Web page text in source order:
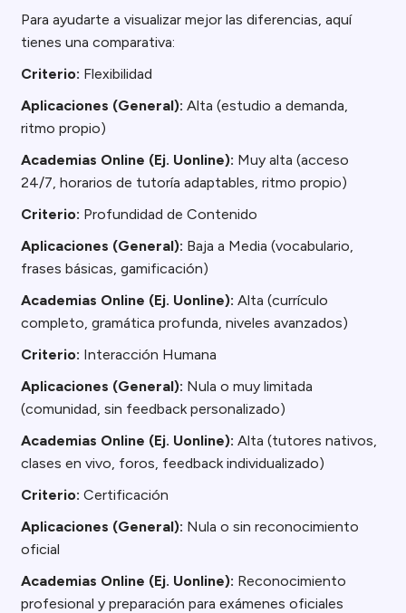
Para ayudarte a visualizar mejor las diferencias, aquí
tienes una comparativa:
Criterio: Flexibilidad
Aplicaciones (General): Alta (estudio a demanda,
ritmo propio)
Academias Online (Ej. Uonline): Muy alta (acceso
24/7, horarios de tutoría adaptables, ritmo propio)
Criterio: Profundidad de Contenido
Aplicaciones (General): Baja a Media (vocabulario,
frases básicas, gamificación)
Academias Online (Ej. Uonline): Alta (currículo
completo, gramática profunda, niveles avanzados)
Criterio: Interacción Humana
Aplicaciones (General): Nula o muy limitada
(comunidad, sin feedback personalizado)
Academias Online (Ej. Uonline): Alta (tutores nativos,
clases en vivo, foros, feedback individualizado)
Criterio: Certificación
Aplicaciones (General): Nula o sin reconocimiento
oficial
Academias Online (Ej. Uonline): Reconocimiento
profesional y preparación para exámenes oficiales